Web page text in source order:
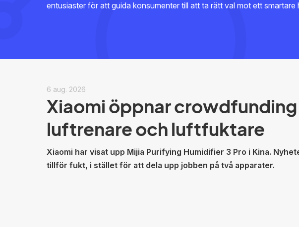
entusiaster för att guida konsumenter till att ta rätt val mot ett smartare
6 aug. 2026
Xiaomi öppnar
luftrenare och luftfuktare
Xiaomi har visat upp Mijia Purifying Humidifier 3 Pro i Kina.
tillför fukt, i stället för att dela upp jobben på två apparater.